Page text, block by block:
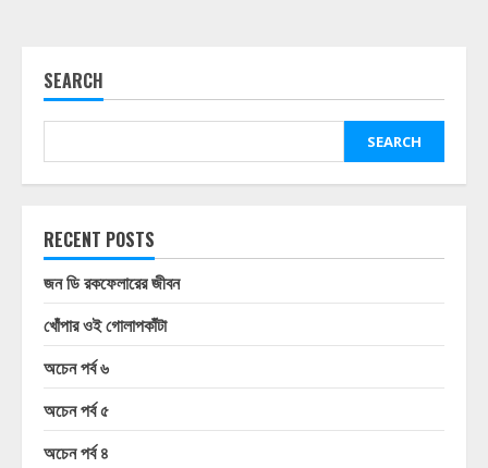
SEARCH
SEARCH
RECENT POSTS
জন ডি রকফেলারের জীবন
খোঁপার ওই গোলাপকাঁটা
অচেন পর্ব ৬
অচেন পর্ব ৫
অচেন পর্ব ৪